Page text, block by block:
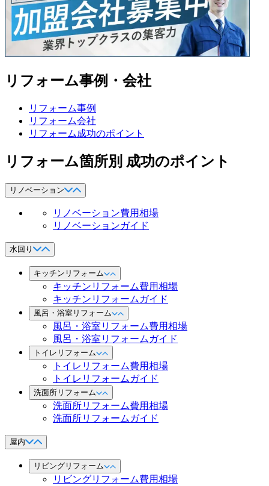
リフォーム事例・会社
リフォーム事例
リフォーム会社
リフォーム成功のポイント
リフォーム箇所別 成功のポイント
リノベーション
リノベーション費用相場
リノベーションガイド
水回り
キッチンリフォーム
キッチンリフォーム費用相場
キッチンリフォームガイド
風呂・浴室リフォーム
風呂・浴室リフォーム費用相場
風呂・浴室リフォームガイド
トイレリフォーム
トイレリフォーム費用相場
トイレリフォームガイド
洗面所リフォーム
洗面所リフォーム費用相場
洗面所リフォームガイド
屋内
リビングリフォーム
リビングリフォーム費用相場